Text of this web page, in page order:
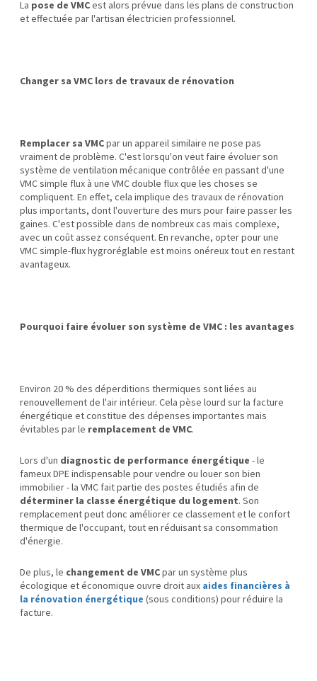
La pose de VMCest alors prévue dans les plans de construction
et effectuée par l'artisan électricien professionnel.
Changer sa VMC lors de travaux de rénovation
Remplacer sa VMCpar un appareil similaire ne pose pas
vraiment de problème. C'est lorsqu'on veut faire évoluer son
système de ventilation mécanique contrôlée en passant d'une
VMC simple flux à une VMC double flux que les choses se
compliquent. En effet, cela implique des travaux de rénovation
plus importants, dont l'ouverture des murs pour faire passer les
gaines. C'est possible dans de nombreux cas mais complexe,
avec un coût assez conséquent. En revanche, opter pour une
VMC simple-flux hygroréglable est moins onéreux tout en restant
avantageux.
Pourquoi faire évoluer son système de VMC : les avantages
Environ 20 % des déperditions thermiques sont liées au
renouvellement de l'air intérieur. Cela pèse lourd sur la facture
énergétique et constitue des dépenses importantes mais
évitables par le remplacement de VMC.
Lors d'un diagnostic de performance énergétique - le
fameux DPE indispensable pour vendre ou louer son bien
immobilier - la VMC fait partie des postes étudiés afin de
déterminer la classe énergétique du logement. Son
remplacement peut donc améliorer ce classement et le confort
thermique de l'occupant, tout en réduisant sa consommation
d'énergie.
De plus, le changement de VMCpar un système plus
écologique et économique ouvre droit aux aides financières à
la rénovation énergétique (sous conditions) pour réduire la
facture.